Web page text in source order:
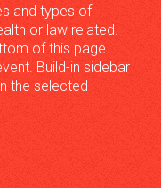
and types of
or law related.
of this page
Build-in sidebar
the selected